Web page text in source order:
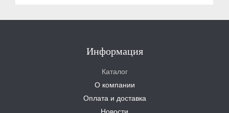
Информация
Каталог
О компании
Оплата и доставка